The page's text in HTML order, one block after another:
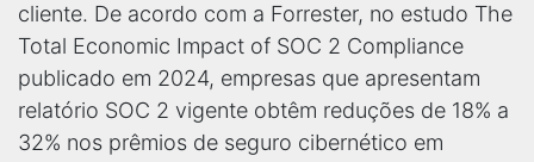
cliente. De acordo com a Forrester, no estudo The
Total Economic Impact of SOC 2 Compliance
publicado em 2024, empresas que apresentam
relatório SOC 2 vigente obtêm reduções de 18% a
32% nos prêmios de seguro cibernético em